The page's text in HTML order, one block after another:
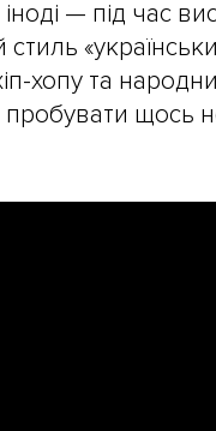
— під час
хопу та
щось